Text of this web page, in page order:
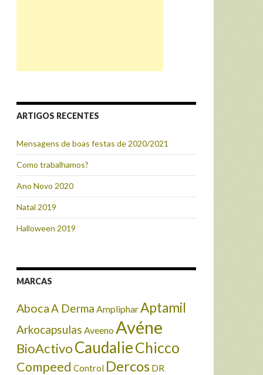
ARTIGOS RECENTES
Mensagens de boas festas de 2020/2021
Como trabalhamos?
Ano Novo 2020
Natal 2019
Halloween 2019
MARCAS
AbocaA Derma AmplipharAptamil
Arkocapsulas Aveeno Avéne
BioActivoCaudalieChicco
Compeed Control Dercos DR